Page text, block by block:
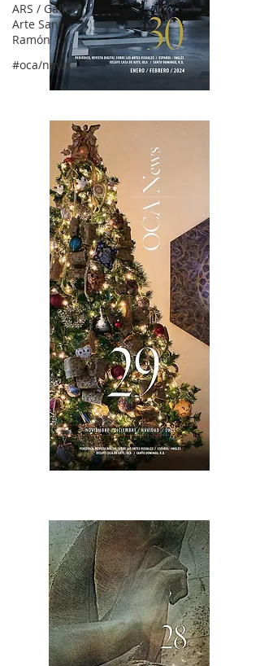
ARS / Gallery,
Arte San
Ramón
#oca/news